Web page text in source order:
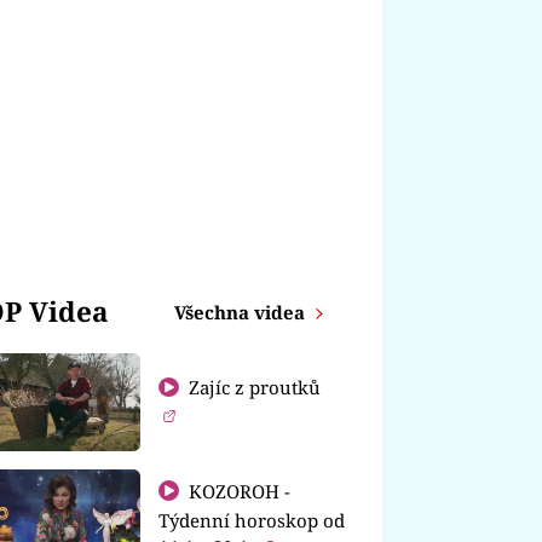
Videa Všechna videa
Zajíc z proutků
KOZOROH -
Týdenní horoskop od